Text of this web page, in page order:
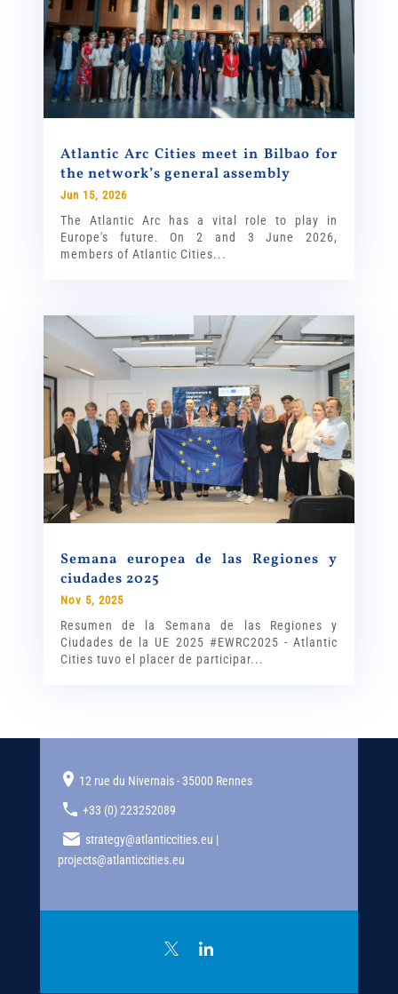
Atlantic Arc Cities meet in Bilbao for
the network’s general assembly
Jun 15, 2026
The Atlantic Arc has a vital role to play in
Europe's future. On 2 and 3 June 2026,
members of Atlantic Cities...
Semana europea de las Regiones y
ciudades 2025
Nov 5, 2025
Resumen de la Semana de las Regiones y
Ciudades de la UE 2025 #EWRC2025 - Atlantic
Cities tuvo el placer de participar...
12 rue du Nivernais - 35000 Rennes
+33 (0) 223252089
strategy@atlanticcities.eu |
projects@atlanticcities.eu